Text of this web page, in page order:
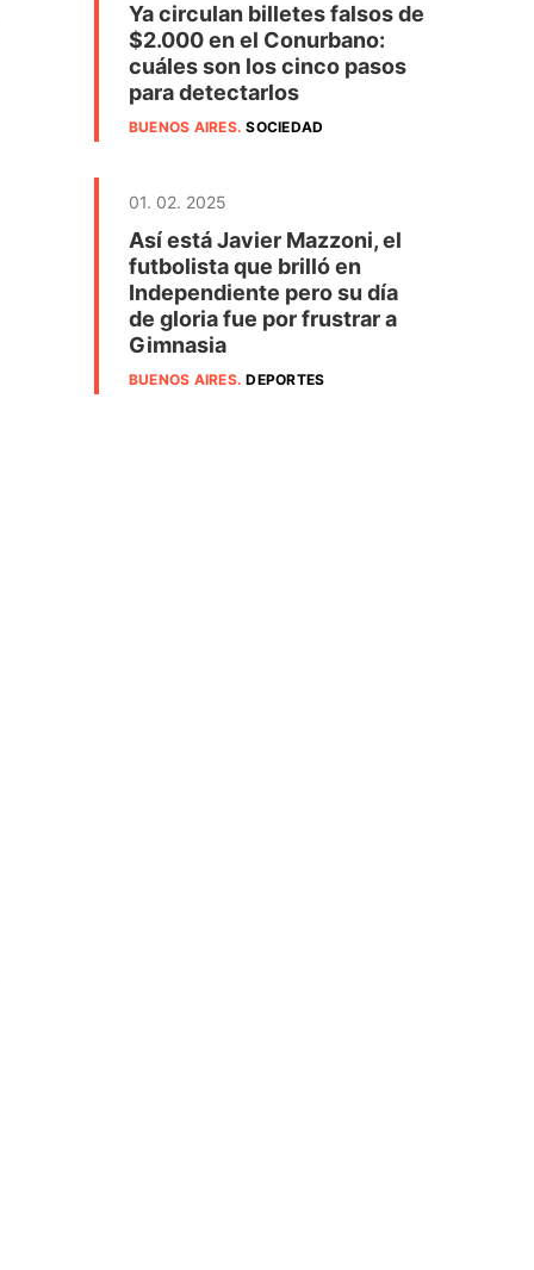
Ya circulan billetes falsos de
$2.000 en el Conurbano:
cuáles son los cinco pasos
para detectarlos
BUENOS AIRES.SOCIEDAD
01. 02. 2025
Así está Javier Mazzoni, el
futbolista que brilló en
Independiente pero su día
de gloria fue por frustrar a
Gimnasia
BUENOS AIRES.DEPORTES